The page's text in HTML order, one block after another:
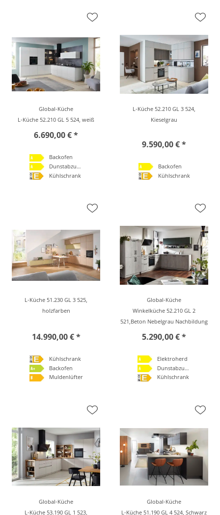
Global-Küche
L-Küche 52.210 GL 5 524, weiß
6.690,00 € *
Backofen
Dunstabzugshaube
Kühlschrank
L-Küche 52.210 GL 3 524,
Kieselgrau
9.590,00 € *
Backofen
Kühlschrank
L-Küche 51.230 GL 3 525,
holzfarben
14.990,00 € *
Kühlschrank
Backofen
Muldenlüfter
Global-Küche
Winkelküche 52.210 GL 2
521,Beton Nebelgrau Nachbildung
5.290,00 € *
Elektroherd
Dunstabzugshaube
Kühlschrank
Global-Küche
L-Küche 53.190 GL 1 523,
Global-Küche
L-Küche 51.190 GL 4 524, Schwarz